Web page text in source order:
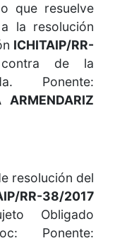
que resuelve
la resolución
ICHITAIP/RR-
de la
Ponente:
resolución del
RR-38/2017
Obligado
Ponente: